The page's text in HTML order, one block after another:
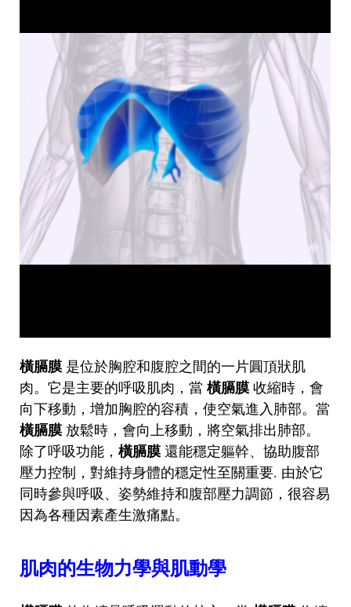
橫膈膜 是位於胸腔和腹腔之間的一片圓頂狀肌
肉。它是主要的呼吸肌肉，當橫膈膜 收縮時，會
向下移動，增加胸腔的容積，使空氣進入肺部。當
橫膈膜 放鬆時，會向上移動，將空氣排出肺部。
除了呼吸功能，橫膈膜 還能穩定軀幹、協助腹部
壓力控制，對維持身體的穩定性至關重要. 由於它
同時參與呼吸、姿勢維持和腹部壓力調節，很容易
因為各種因素產生激痛點。
肌肉的生物力學與肌動學